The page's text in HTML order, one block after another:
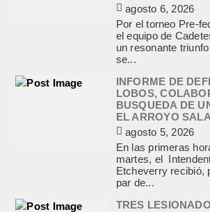
agosto 6, 2026
Por el torneo Pre-
el equipo de
un resonante
se...
INFORME DE
LOBOS,
BUSQUEDA DE
EL ARROYO
agosto 5, 2026
En las primeras
martes, el
Etcheverry recibió,
par de...
TRES